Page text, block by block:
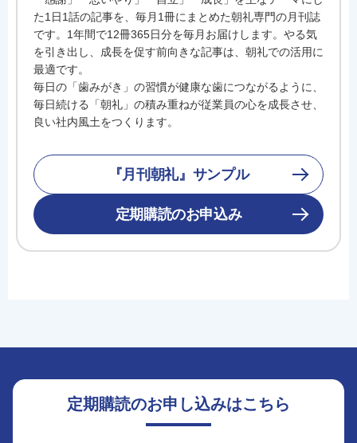
た1日1話の記事を、毎月1冊にまとめた朝礼専門の月刊誌
です。1年間で12冊365日分を毎月お届けします。やる気
を引き出し、成長を促す前向きな記事は、朝礼での活用に
最適です。
毎日の「歯みがき」の習慣が健康な歯につながるように、
毎日続ける「朝礼」の積み重ねが従業員の心を成長させ、
良い社内風土をつくります。
『月刊朝礼』サンプル
定期購読のお申込み
定期購読のお申し込みはこちら